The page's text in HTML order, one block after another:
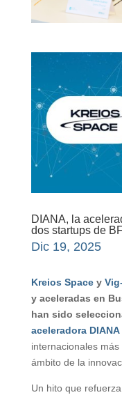
DIANA, la
dos startups de
Dic 19, 2025
Kreios Spacey
y aceleradas en
han sido
aceleradora DIANA
internacionales
ámbito de la
Un hito que